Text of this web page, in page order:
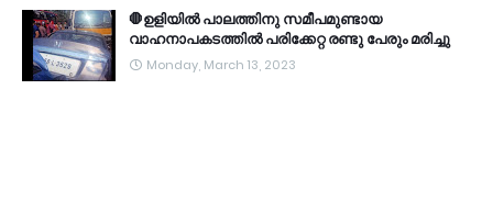
🛑ഉളിയിൽ പാലത്തിനു സമീപമുണ്ടായ
വാഹനാപകടത്തിൽ പരിക്കേറ്റ രണ്ടു പേരും മരിച്ചു
Monday, March 13, 2023